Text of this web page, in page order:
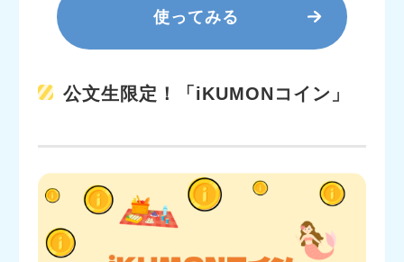
使ってみる
公文生限定！「iKUMONコイン」